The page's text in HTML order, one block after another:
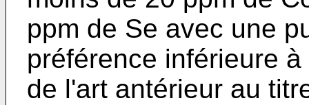
ppm de Se avec une
préférence inférieure
de l'art antérieur au